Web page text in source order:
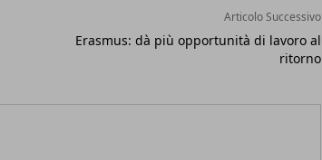
Articolo Successivo
Erasmus: dà più opportunità di lavoro al
ritorno